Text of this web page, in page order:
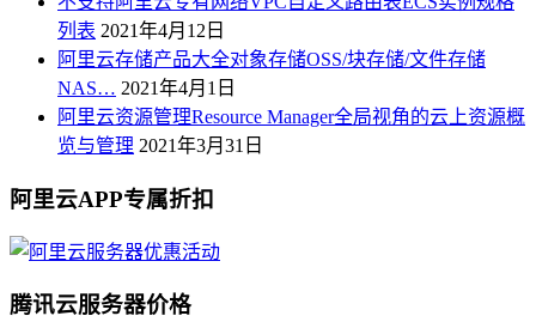
列表 2021年4月12日
阿里云存储产品大全对象存储OSS/块存储/文件存储
NAS… 2021年4月1日
阿里云资源管理Resource Manager全局视角的云上资源概
览与管理 2021年3月31日
阿里云APP专属折扣
腾讯云服务器价格